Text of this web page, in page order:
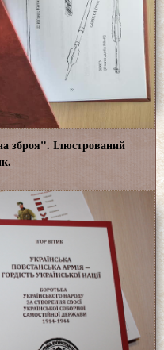
Ілюстрований